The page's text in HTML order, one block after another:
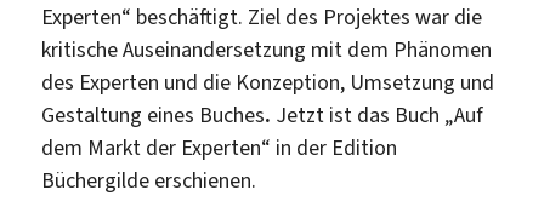
Experten“ beschäftigt. Ziel des Projektes war die
kritische Auseinandersetzung mit dem Phänomen
des Experten und die Konzeption, Umsetzung und
Gestaltung eines Buches. Jetzt ist das Buch „Auf
dem Markt der Experten“ in der Edition
Büchergilde erschienen.